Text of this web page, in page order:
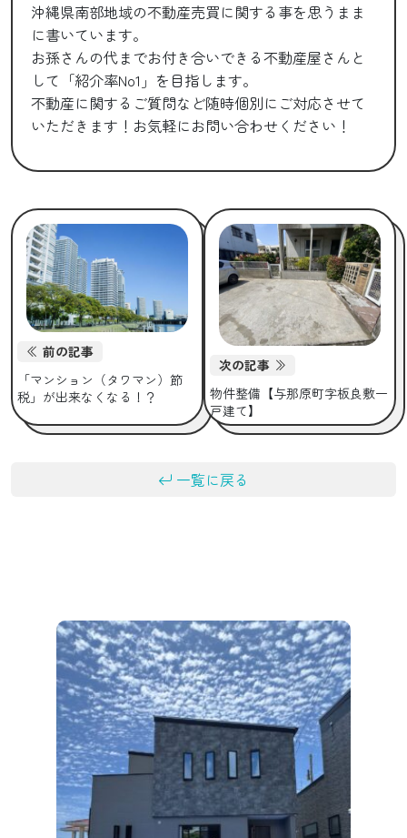
沖縄県南部地域の不動産売買に関する事を思うまま
に書いています。
お孫さんの代までお付き合いできる不動産屋さんと
して「紹介率No1」を目指します。
不動産に関するご質問など随時個別にご対応させて
いただきます！お気軽にお問い合わせください！
前の記事
「マンション（タワマン）節
税」が出来なくなる！？
次の記事
物件整備【与那原町字板良敷一
戸建て】
一覧に戻る